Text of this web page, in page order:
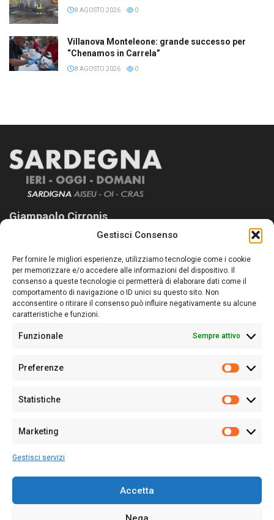
Gestisci Consenso
Per fornire le migliori esperienze, utilizziamo tecnologie come i cookie
per memorizzare e/o accedere alle informazioni del dispositivo. Il
consenso a queste tecnologie ci permetterà di elaborare dati come il
comportamento di navigazione o ID unici su questo sito. Non
acconsentire o ritirare il consenso può influire negativamente su alcune
caratteristiche e funzioni.
Funzionale Sempre attivo
Preferenze
Statistiche
Marketing
Gestisci servizi
Accetta
8 AGOSTO 2026 0
Villanova Monteleone: grande successo per
“Chenamos in Carrela”
8 AGOSTO 2026 0
Giampaolo Cirronis
Sardegna Ieri-Oggi-Domani nasce per informare “liberamente” i
lettori su quanto accade in Sardegna, con un occhio rivolto al
nostro passato e, soprattutto, al nostro futuro
Follow Us
Sede:Via Cristoforo Colombo 09013 Carbonia
Partita IVA02270380922
128/2020 del 10/02/2020
Per la Pubblicità: